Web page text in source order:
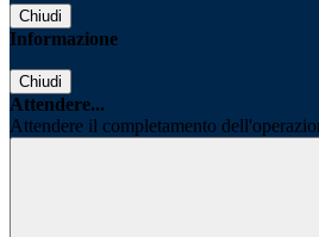
Chiudi
Informazione
Chiudi
Attendere...
Attendere il completamento